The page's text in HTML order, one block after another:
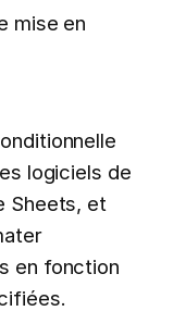
mise en
logiciels de
Sheets, et
en fonction